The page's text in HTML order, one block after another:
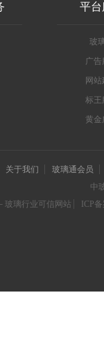
平
玻
广告
网
标王
黄金
关于我们
玻璃通会员
中
玻璃行业可信网站
ICP